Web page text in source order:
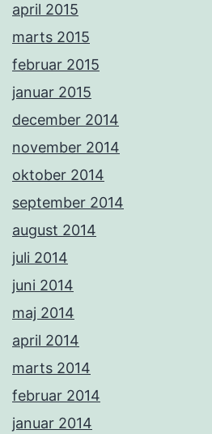
april 2015
marts 2015
februar 2015
januar 2015
december 2014
november 2014
oktober 2014
september 2014
august 2014
juli 2014
juni 2014
maj 2014
april 2014
marts 2014
februar 2014
januar 2014